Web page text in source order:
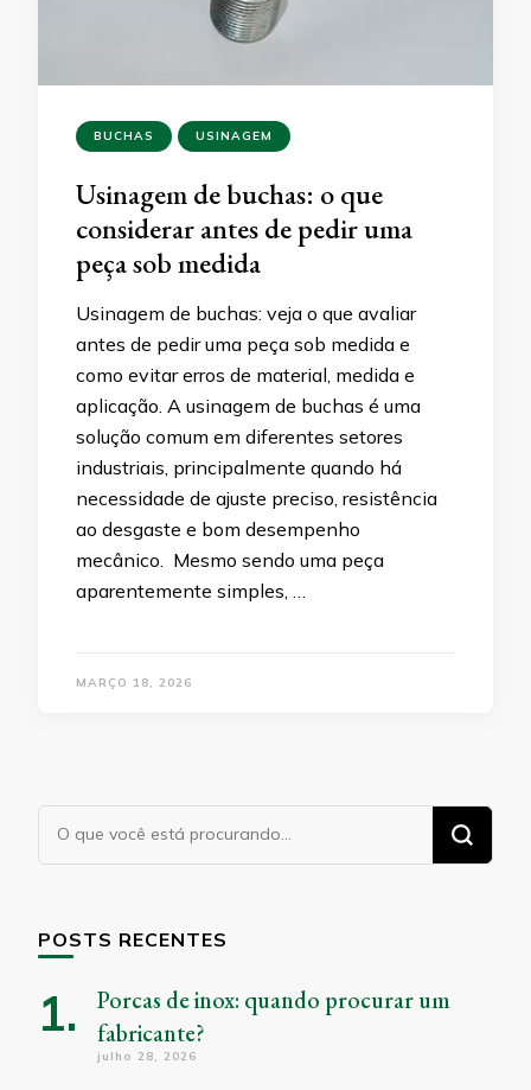
BUCHAS USINAGEM
Usinagem de buchas: o que
considerar antes de pedir uma
peça sob medida
Usinagem de buchas: veja o que avaliar
antes de pedir uma peça sob medida e
como evitar erros de material, medida e
aplicação. A usinagem de buchas é uma
solução comum em diferentes setores
industriais, principalmente quando há
necessidade de ajuste preciso, resistência
ao desgaste e bom desempenho
mecânico. Mesmo sendo uma peça
aparentemente simples, …
MARÇO 18, 2026
Procurando
POSTS RECENTES
Porcas de inox: quando procurar um
fabricante?
julho 28, 2026